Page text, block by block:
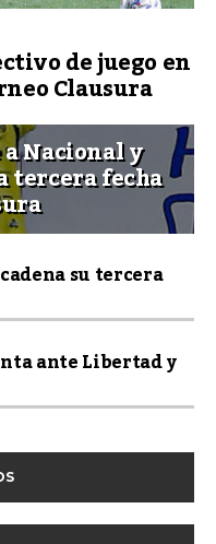
de juego en
Clausura
Nacional y
fecha
su tercera
ante Libertad y